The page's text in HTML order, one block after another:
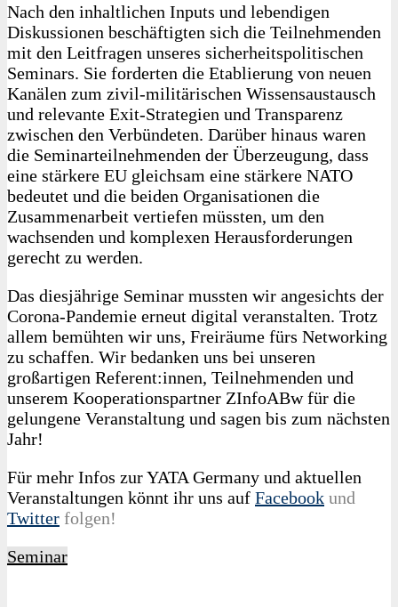
Nach den inhaltlichen Inputs und lebendigen
Diskussionen beschäftigten sich die Teilnehmenden
mit den Leitfragen unseres sicherheitspolitischen
Seminars. Sie forderten die Etablierung von neuen
Kanälen zum zivil-militärischen Wissensaustausch
und relevante Exit-Strategien und Transparenz
zwischen den Verbündeten. Darüber hinaus waren
die Seminarteilnehmenden der Überzeugung, dass
eine stärkere EU gleichsam eine stärkere NATO
bedeutet und die beiden Organisationen die
Zusammenarbeit vertiefen müssten, um den
wachsenden und komplexen Herausforderungen
gerecht zu werden.
Das diesjährige Seminar mussten wir angesichts der
Corona-Pandemie erneut digital veranstalten. Trotz
allem bemühten wir uns, Freiräume fürs Networking
zu schaffen. Wir bedanken uns bei unseren
großartigen Referent:innen, Teilnehmenden und
unserem Kooperationspartner ZInfoABw für die
gelungene Veranstaltung und sagen bis zum nächsten
Jahr!
Für mehr Infos zur YATA Germany und aktuellen
Veranstaltungen könnt ihr uns auf Facebook und
Twitter folgen!
Seminar